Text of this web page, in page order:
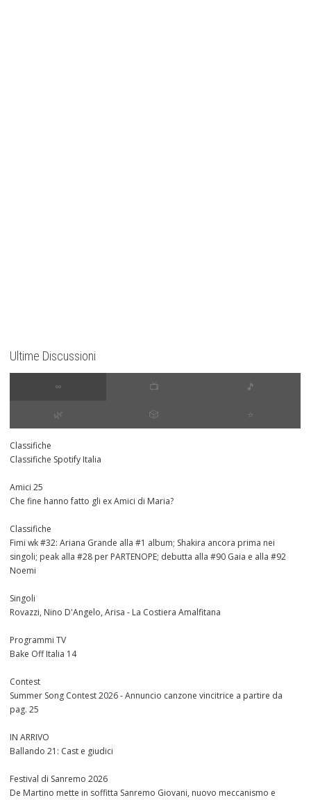
Ultime Discussioni
∞ 📺 🎵
🌿 🎲 ⭐️
Classifiche
Classifiche Spotify Italia
Amici 25
Che fine hanno fatto gli ex Amici di Maria?
Classifiche
Fimi wk #32: Ariana Grande alla #1 album; Shakira ancora prima nei
singoli; peak alla #28 per PARTENOPE; debutta alla #90 Gaia e alla #92
Noemi
Singoli
Rovazzi, Nino D'Angelo, Arisa - La Costiera Amalfitana
Programmi TV
Bake Off Italia 14
Contest
Summer Song Contest 2026 - Annuncio canzone vincitrice a partire da
pag. 25
IN ARRIVO
Ballando 21: Cast e giudici
Festival di Sanremo 2026
De Martino mette in soffitta Sanremo Giovani, nuovo meccanismo e